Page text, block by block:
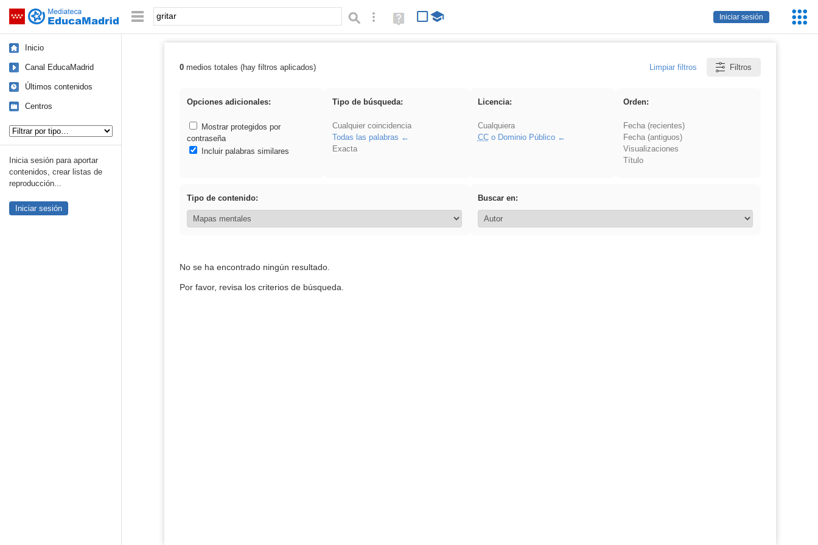
Saltar navegación
Iniciar sesión
Palabra o frase: Búsqueda avanzada
Ayuda
(en
Inicio
Canal EducaMadrid
Últimos contenidos
Centros
Inicia sesión para aportar
contenidos, crear listas de
reproducción...
Iniciar sesión
Resultados de: gritar
0medios totales (hay filtros aplicados) Limpiar filtros Filtros
Opciones adicionales:
Mostrar protegidos por
contraseña
Incluir palabras similares
Tipo de búsqueda:
Cualquier coincidencia
Todas las palabras
Exacta
Licencia:
Cualquiera
CCo Dominio Público
Orden:
Fecha (recientes)
Fecha (antiguos)
Visualizaciones
Título
Tipo de contenido: Buscar en:
No se ha encontrado ningún resultado.
Por favor, revisa los criterios de búsqueda.